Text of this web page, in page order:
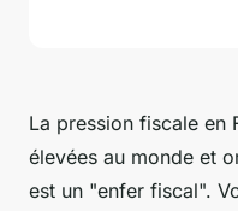
La pression fiscale en
élevées au monde et
est un "enfer fiscal".